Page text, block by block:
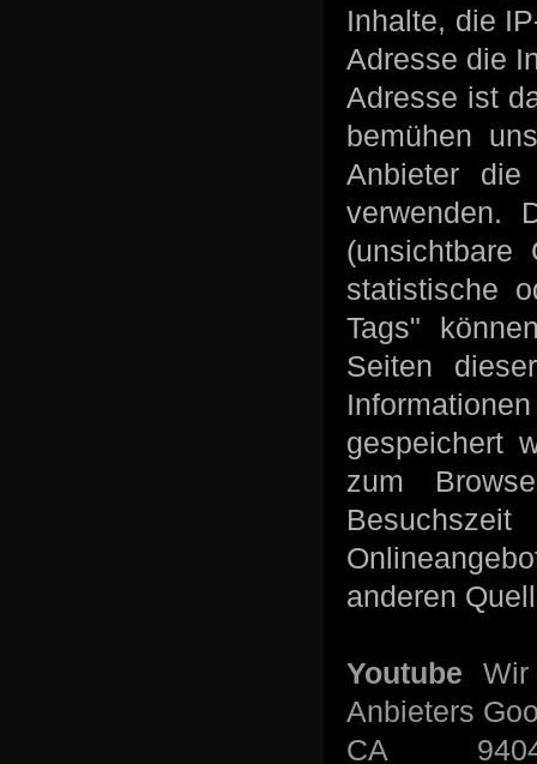
Inhalte, die
Adresse die
Adresse ist
bemühen
Anbieter
verwenden.
(unsichtbare
statistische
Tags"
Seiten
gespeichert
zum
anderen
Youtube
Anbieters
CA